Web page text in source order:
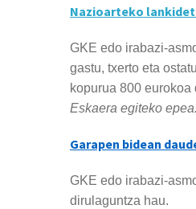
Nazioarteko
GKE edo irabazi-
gastu, txerto eta
kopurua 800 eurokoa
Eskaera egiteko
Garapen bidean
GKE edo irabazi-
dirulaguntza hau.